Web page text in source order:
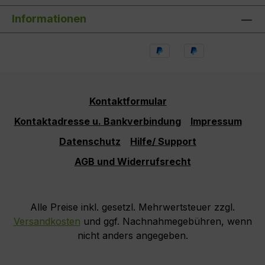
Informationen
Kontaktformular
Kontaktadresse u. Bankverbindung
Impressum
Datenschutz
Hilfe/ Support
AGB und Widerrufsrecht
Alle Preise inkl. gesetzl. Mehrwertsteuer zzgl.
Versandkosten und ggf. Nachnahmegebühren, wenn
nicht anders angegeben.